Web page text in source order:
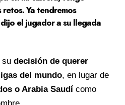
Ya tendremos
el jugador a su llegada
su decisión de querer
del mundo, en lugar de
o Arabia Saudí como